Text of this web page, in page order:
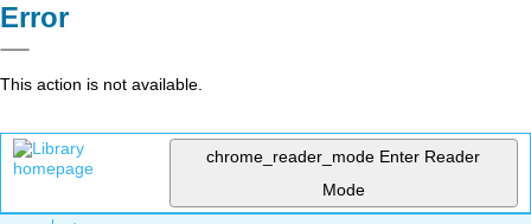
Error
This action is not available.
chrome_reader_mode Enter Reader
Mode